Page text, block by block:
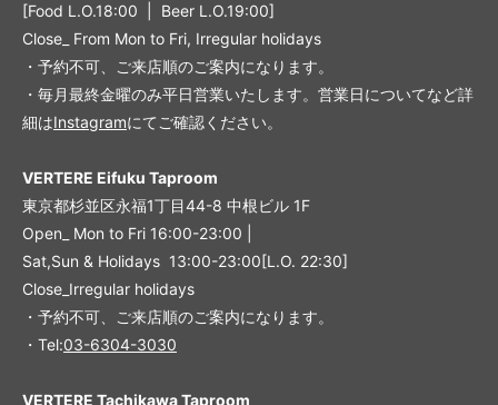
[Food L.O.18:00 | Beer L.O.19:00]
Close_ From Mon to Fri, Irregular holidays
・予約不可、ご来店順のご案内になります。
・毎月最終金曜のみ平日営業いたします。営業日についてなど詳
細はInstagramにてご確認ください。
VERTERE Eifuku Taproom
東京都杉並区永福1丁目44-8 中根ビル 1F
Open_ Mon to Fri 16:00-23:00 |
Sat,Sun & Holidays 13:00-23:00[L .O. 22:30]
Close_Irregular holidays
・予約不可、ご来店順のご案内になります。
・Tel:03-6304-3030
VERTERE Tachikawa Taproom